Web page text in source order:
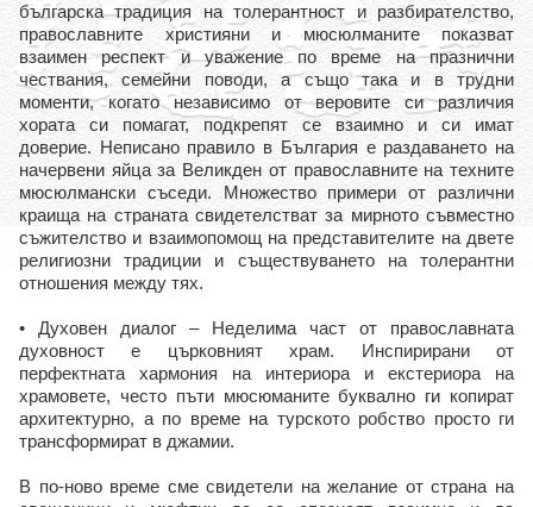
българска традиция на толерантност и разбирателство,
православните християни и мюсюлманите показват
взаимен респект и уважение по време на празнични
чествания, семейни поводи, а също така и в трудни
моменти, когато независимо от веровите си различия
хората си помагат, подкрепят се взаимно и си имат
доверие. Неписано правило в България е раздаването на
начервени яйца за Великден от православните на техните
мюсюлмански съседи. Множество примери от различни
краища на страната свидетелстват за мирното съвместно
съжителство и взаимопомощ на представителите на двете
религиозни традиции и съществуването на толерантни
отношения между тях.
• Духовен диалог – Неделима част от православната
духовност е църковният храм. Инспирирани от
перфектната хармония на интериора и екстериора на
храмовете, често пъти мюсюманите буквално ги копират
архитектурно, а по време на турското робство просто ги
трансформират в джамии.
В по-ново време сме свидетели на желание от страна на